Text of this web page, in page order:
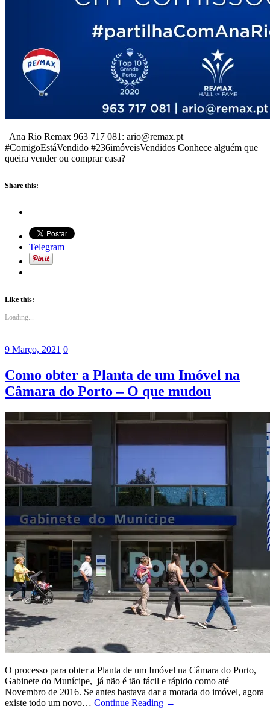
Ana Rio Remax 963 717 081: ario@remax.pt
#ComigoEstáVendido #236imóveisVendidos Conhece alguém que
queira vender ou comprar casa?
Share this:
Telegram
Like this:
Loading...
9 Março, 2021 0
Como obter a Planta de um Imóvel na
Câmara do Porto – O que mudou
O processo para obter a Planta de um Imóvel na Câmara do Porto,
Gabinete do Munícipe, já não é tão fácil e rápido como até
Novembro de 2016. Se antes bastava dar a morada do imóvel, agora
existe todo um novo… Continue Reading →